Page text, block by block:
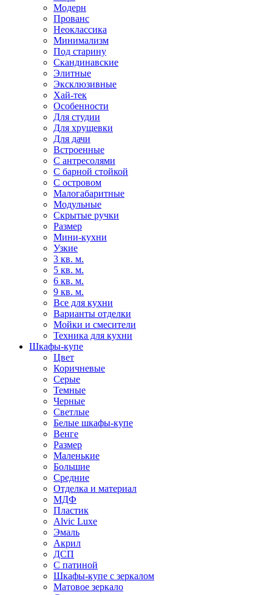
Модерн
Прованс
Неоклассика
Минимализм
Под старину
Скандинавские
Элитные
Эксклюзивные
Хай-тек
Особенности
Для студии
Для хрущевки
Для дачи
Встроенные
С антресолями
С барной стойкой
С островом
Малогабаритные
Модульные
Скрытые ручки
Размер
Мини-кухни
Узкие
3 кв. м.
5 кв. м.
6 кв. м.
9 кв. м.
Все для кухни
Варианты отделки
Мойки и смесители
Техника для кухни
Шкафы-купе
Цвет
Коричневые
Серые
Темные
Черные
Светлые
Белые шкафы-купе
Венге
Размер
Маленькие
Большие
Средние
Отделка и материал
МДФ
Пластик
Alvic Luxe
Эмаль
Акрил
ДСП
С патиной
Шкафы-купе с зеркалом
Матовое зеркало